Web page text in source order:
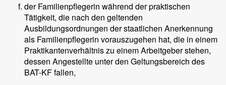
der Familienpflegerin während der praktischen
Tätigkeit, die nach den geltenden
Ausbildungsordnungen der staatlichen Anerkennung
als Familienpflegerin vorauszugehen hat, die in einem
Praktikantenverhältnis zu einem Arbeitgeber stehen,
dessen Angestellte unter den Geltungsbereich des
BAT-KF fallen,